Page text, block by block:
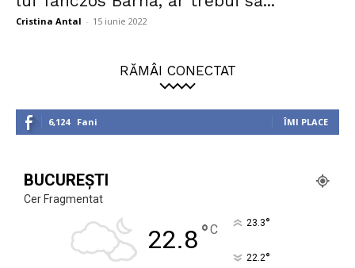
Cristina Antal - 15 iunie 2022
RĂMÂI CONECTAT
6,124 Fani ÎMI PLACE
BUCUREȘTI
Cer Fragmentat
22.8°C 23.3°
22.2°